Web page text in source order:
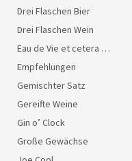
Drei Flaschen Bier
Drei Flaschen Wein
Eau de Vie et cetera …
Empfehlungen
Gemischter Satz
Gereifte Weine
Gin o’ Clock
Große Gewächse